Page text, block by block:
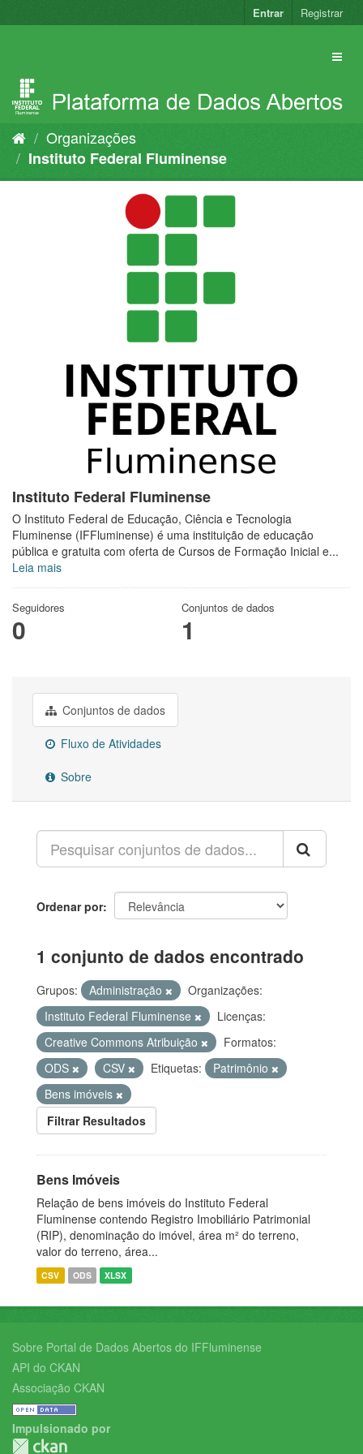
para
Entrar Registrar
Organizações
Instituto Federal Fluminense
Instituto Federal Fluminense
O Instituto Federal de Educação, Ciência e Tecnologia
Fluminense (IFFluminense) é uma instituição de educação
pública e gratuita com oferta de Cursos de Formação Inicial e...
Leia mais
Seguidores
0
Conjuntos de dados
1
Conjuntos de dados
Fluxo de Atividades
Sobre
Ordenar por
1 conjunto de dados encontrado
Grupos: Administração
Organizações:
Instituto Federal Fluminense
Licenças:
Creative Commons Atribuição
Formatos:
ODS
CSV Etiquetas:
Patrimônio
Bens imóveis
Filtrar Resultados
Bens Imóveis
Relação de bens imóveis do Instituto Federal
Fluminense contendo Registro Imobiliário Patrimonial
(RIP), denominação do imóvel, área m² do terreno,
valor do terreno, área...
CSV ODS XLSX
Sobre Portal de Dados Abertos do IFFluminense
API do CKAN
Associação CKAN
Impulsionado por